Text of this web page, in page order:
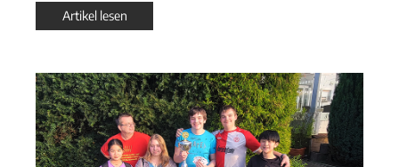
Artikel lesen